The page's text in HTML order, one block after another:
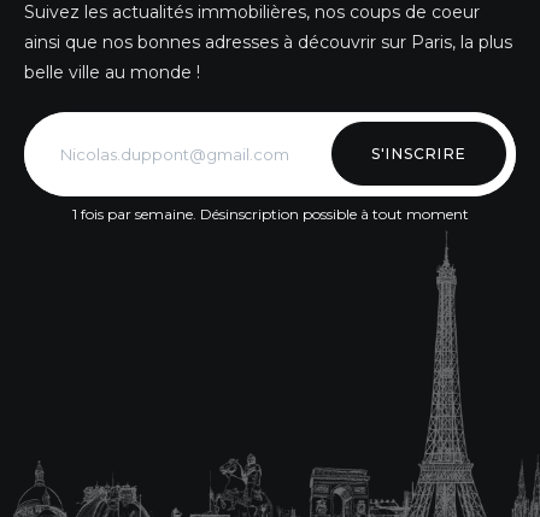
Suivez les actualités immobilières, nos coups de coeur
ainsi que nos bonnes adresses à découvrir sur Paris, la plus
belle ville au monde !
S'INSCRIRE
1 fois par semaine. Désinscription possible à tout moment